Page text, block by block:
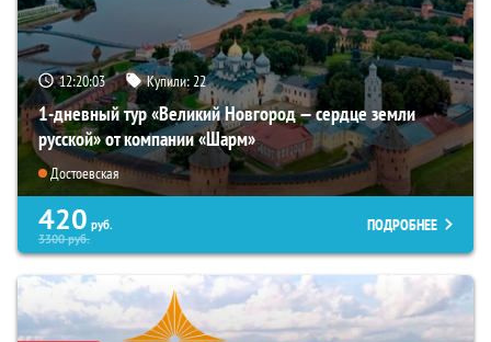
12:20:02 Купили: 22
1-дневный тур «Великий Новгород — сердце земли
русской» от компании «Шарм»
Достоевская
420 руб.
3300руб.
ПОДРОБНЕЕ